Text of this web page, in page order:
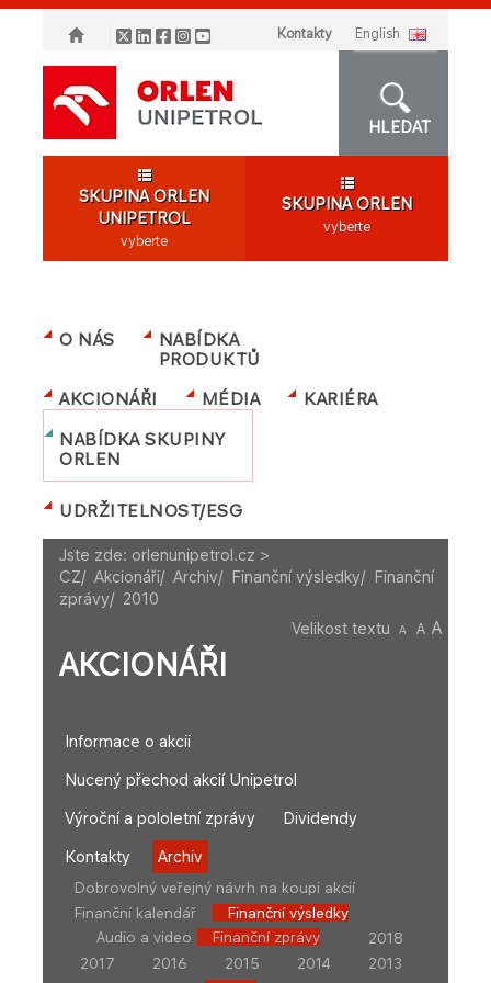
Kontakty english
HLEDAT
SKUPINA ORLEN
UNIPETROL
vyberte
SKUPINA ORLEN
vyberte
O NÁS
NABÍDKA
PRODUKTŮ
AKCIONÁŘI
MÉDIA
KARIÉRA
NABÍDKA SKUPINY
ORLEN
UDRŽITELNOST/ESG
Jste zde: orlenunipetrol.cz >
CZ/ Akcionáři/ Archiv/ Finanční výsledky/ Finanční
zprávy/ 2010
Velikost textu
A A A
AKCIONÁŘI
Informace o akcii
Nucený přechod akcií Unipetrol
Výroční a pololetní zprávy Dividendy
Kontakty Archiv
Dobrovolný veřejný návrh na koupi akcií
Finanční kalendář
Finanční výsledky
Audio a video
Finanční zprávy
2018
2017
2016 2015 2014
2013